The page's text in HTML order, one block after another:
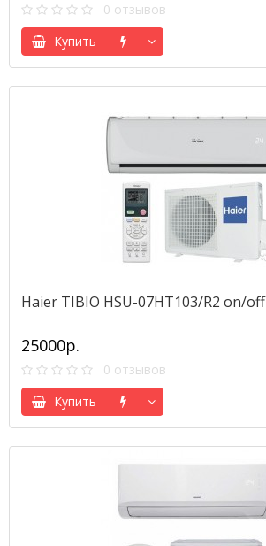
0 отзывов
Купить
Haier TIBIO HSU-07HT103/R2 on/off
25000р.
0 отзывов
Купить